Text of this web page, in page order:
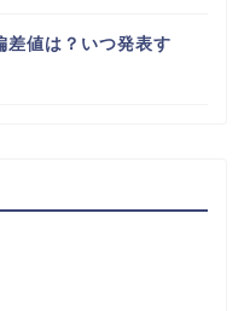
差値は？いつ発表す